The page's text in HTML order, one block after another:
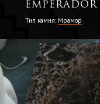
Тип камня: Мрамор